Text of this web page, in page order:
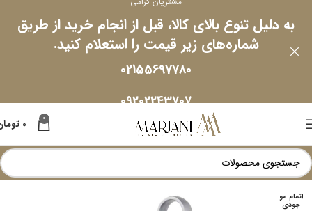
0
0
اتمام مو
جودی
به دلیل تنوع بالای کالا، قبل از انجام خرید از طریق
شماره‌های زیر قیمت را استعلام کنید.
02155697780
09202243707